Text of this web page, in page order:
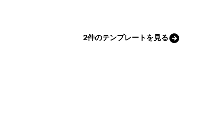
2件のテンプレートを見る